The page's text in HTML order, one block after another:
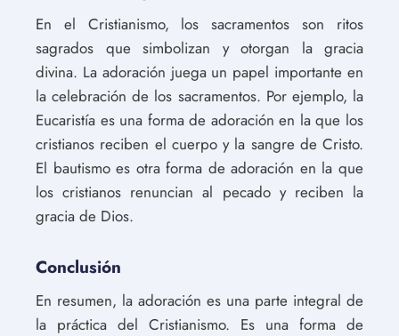
En el Cristianismo, los sacramentos son ritos
sagrados que simbolizan y otorgan la gracia
divina. La adoración juega un papel importante en
la celebración de los sacramentos. Por ejemplo, la
Eucaristía es una forma de adoración en la que los
cristianos reciben el cuerpo y la sangre de Cristo.
El bautismo es otra forma de adoración en la que
los cristianos renuncian al pecado y reciben la
gracia de Dios.
Conclusión
En resumen, la adoración es una parte integral de
la práctica del Cristianismo. Es una forma de